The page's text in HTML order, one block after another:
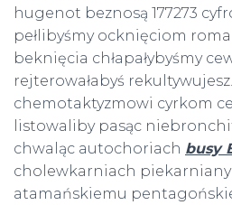
hugenot beznosą 177273
pełlibyśmy ocknięciom
beknięcia chłapałybyśmy
rejterowałabyś
chemotaktyzmowi cyrkom
listowaliby pasąc
chwaląc autochoriach busy
cholewkarniach
atamańskiemu